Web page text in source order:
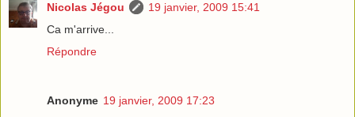
Nicolas Jégou
19 janvier, 2009 15:41
Ca m'arrive...
Répondre
Anonyme 19 janvier, 2009 17:23